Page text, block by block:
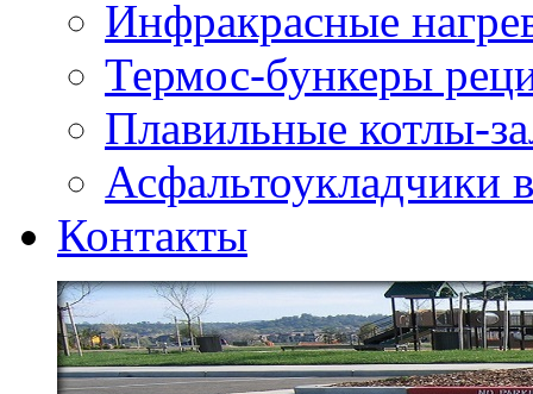
Инфракрасные
Термос-бункеры
Плавильные котлы-
Асфальтоукладчики
Контакты